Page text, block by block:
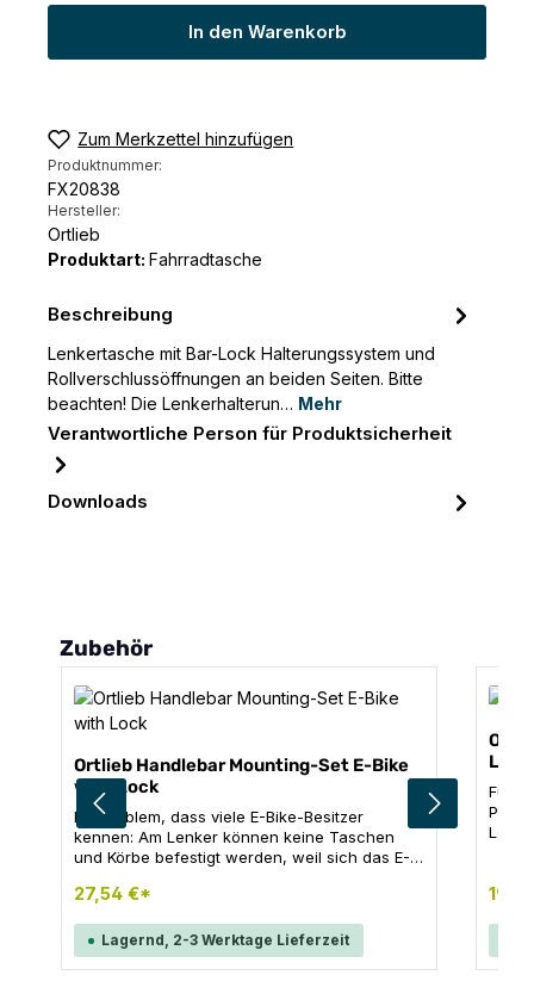
In den Warenkorb
Zum Merkzettel hinzufügen
Produktnummer:
FX20838
Hersteller:
Ortlieb
Produktart: Fahrradtasche
Beschreibung
Lenkertasche mit Bar-Lock Halterungssystem und
Rollverschlussöffnungen an beiden Seiten. Bitte
beachten! Die Lenkerhalterun… Mehr
Verantwortliche Person für Produktsicherheit
Downloads
Produktgalerie überspringen
Zubehör
Ortlieb Handlebar Mounting-Set E-Bike
with Lock
Ein Problem, dass viele E-Bike-Besitzer
kennen: Am Lenker können keine Taschen
und Körbe befestigt werden, weil sich das E-
ORTLIEB Montageset E-Bike schafft hier
versetzt werden muss. Der abschließbare
Adapter wird mit der bewährten
27,54 €*
Lagernd, 2-3 Werktage Lieferzeit
Lock
Für
und